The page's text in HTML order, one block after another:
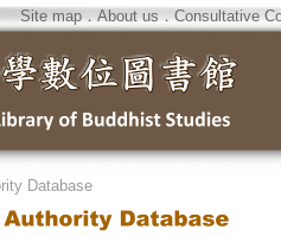
Site map．About us．Consultative
Database